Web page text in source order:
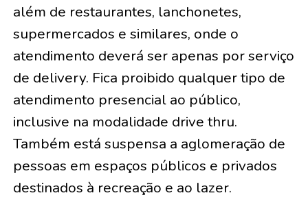
além de restaurantes, lanchonetes,
supermercados e similares, onde o
atendimento deverá ser apenas por serviço
de delivery. Fica proibido qualquer tipo de
atendimento presencial ao público,
inclusive na modalidade drive thru.
Também está suspensa a aglomeração de
pessoas em espaços públicos e privados
destinados à recreação e ao lazer.